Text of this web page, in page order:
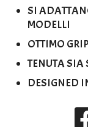
SI
MODELLI
OTTIMO GRIP
TENUTA SIA
DESIGNED